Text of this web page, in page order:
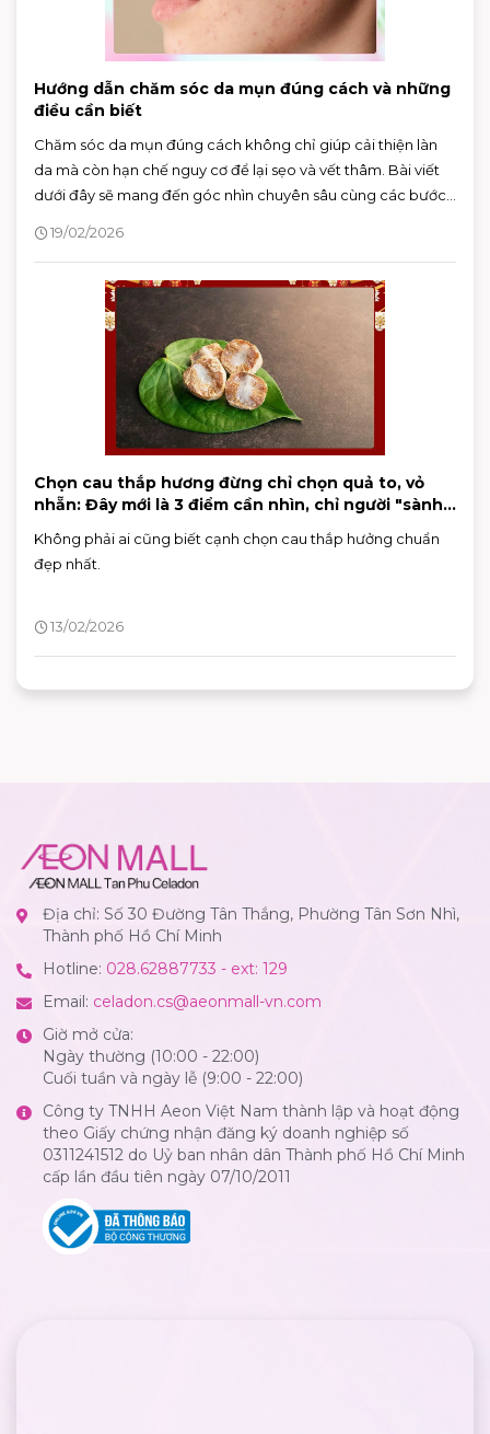
Hướng dẫn chăm sóc da mụn đúng cách và những
điều cần biết
Chăm sóc da mụn đúng cách không chỉ giúp cải thiện làn
da mà còn hạn chế nguy cơ để lại sẹo và vết thâm. Bài viết
dưới đây sẽ mang đến góc nhìn chuyên sâu cùng các bước
duy trì làn da khỏe mạnh lâu dài.
19/02/2026
Chọn cau thắp hương đừng chỉ chọn quả to, vỏ
nhẵn: Đây mới là 3 điểm cần nhìn, chỉ người "sành"
Không phải ai cũng biết cạnh chọn cau thắp hưởng chuẩn
đẹp nhất.
13/02/2026
Địa chỉ: Số 30 Đường Tân Thắng, Phường Tân Sơn Nhì,
Thành phố Hồ Chí Minh
Hotline: 028.62887733 - ext: 129
Email: celadon.cs@aeonmall-vn.com
Giờ mở cửa:
Ngày thường (10:00 - 22:00)
Cuối tuần và ngày lễ (9:00 - 22:00)
Công ty TNHH Aeon Việt Nam thành lập và hoạt động
theo Giấy chứng nhận đăng ký doanh nghiệp số
0311241512 do Uỷ ban nhân dân Thành phố Hồ Chí Minh
cấp lần đầu tiên ngày 07/10/2011